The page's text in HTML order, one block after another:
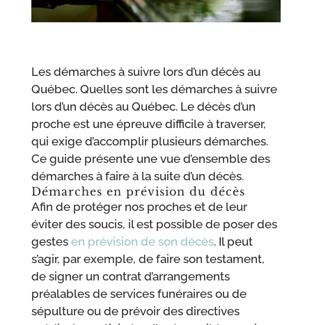
Les démarches à suivre lors d’un décès au
Québec. Quelles sont les démarches à suivre
lors d’un décès au Québec. Le décès d’un
proche est une épreuve difficile à traverser,
qui exige d’accomplir plusieurs démarches.
Ce guide présente une vue d’ensemble des
démarches à faire à la suite d’un décès.
Démarches en prévision du décès
Afin de protéger nos proches et de leur
éviter des soucis, il est possible de poser des
gestes en prévision de son décès. Il peut
s’agir, par exemple, de faire son testament,
de signer un contrat d’arrangements
préalables de services funéraires ou de
sépulture ou de prévoir des directives